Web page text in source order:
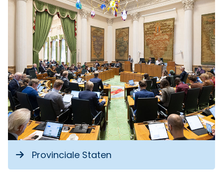
Provinciale Staten